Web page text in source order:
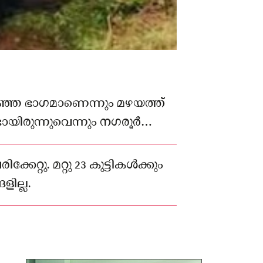
ഭാഗമാണെന്നും മഴയത്ത്
നഗരൂര്‍
രഘു പറഞ്ഞു.
മറ്റു 23 കുട്ടികള്‍ക്കും